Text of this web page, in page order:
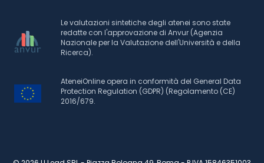
Le valutazioni sintetiche degli atenei sono state
redatte con l'approvazione di Anvur (Agenzia
Nazionale per la Valutazione dell'Università e della
Ricerca).
AteneiOnline opera in conformità del General Data
Protection Regulation (GDPR) (Regolamento (CE)
2016/679.